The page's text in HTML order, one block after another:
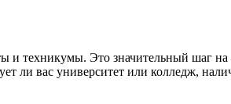
и техникумы. Это значительный шаг
ли вас университет или колледж,